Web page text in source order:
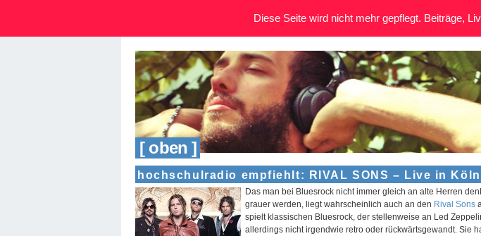
[ oben ]
hochschulradio empfiehlt: RIVAL SONS – Live in
Das man bei Bluesrock nicht immer gleich an alte Herren
grauer werden, liegt wahrscheinlich auch an den Rival Sons
spielt klassischen Bluesrock, der stellenweise an Led
allerdings nicht irgendwie retro oder rückwärtsgewandt. Sie
Diese Seite wird nicht mehr gepflegt. Beiträge,